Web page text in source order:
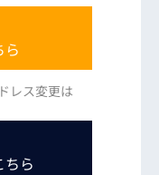
ら
レス変更は
ちら